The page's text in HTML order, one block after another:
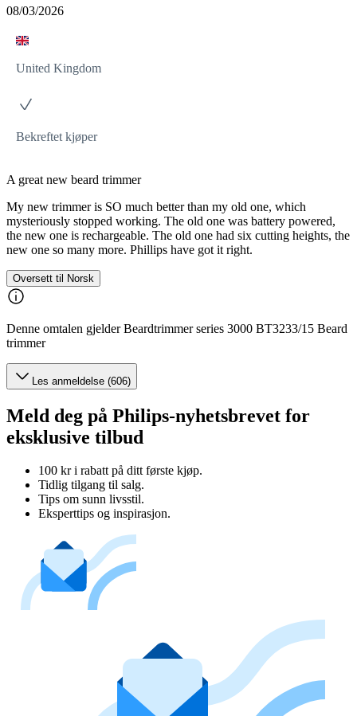
08/03/2026
United Kingdom
Bekreftet kjøper
A great new beard trimmer
My new trimmer is SO much better than my old one, which
mysteriously stopped working. The old one was battery powered,
the new one is rechargeable. The old one had six cutting heights, the
new one so many more. Phillips have got it right.
Oversett til Norsk
Denne omtalen gjelder Beardtrimmer series 3000 BT3233/15 Beard
trimmer
Les anmeldelse (606)
Meld deg på Philips-nyhetsbrevet for
eksklusive tilbud
100 kr i rabatt på ditt første kjøp.
Tidlig tilgang til salg.
Tips om sunn livsstil.
Eksperttips og inspirasjon.